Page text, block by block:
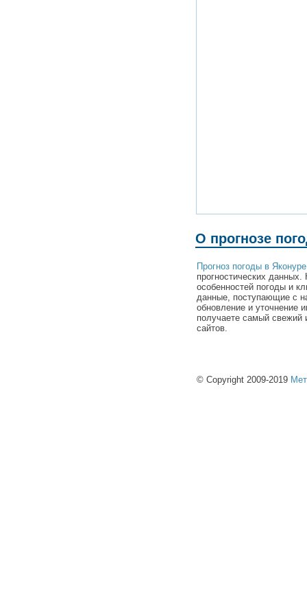
О прогнозе
Прогноз погоды в Яконуре
прогностических
особенностей погоды и
данные, поступающие с
обновление и уточнение
получаете самый свежий
сайтов.
© Copyright 2009-2019